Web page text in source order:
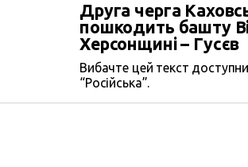
Друга черга
пошкодить башту
Херсонщині – Гусєв
Вибачте цей текст
“Російська”.